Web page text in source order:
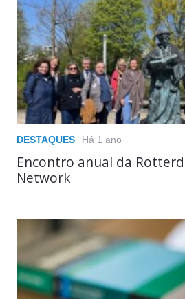
DESTAQUES Há 1 ano
Encontro anual da
Network